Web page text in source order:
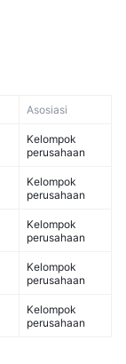
Asosiasi
Kelompok
perusahaan
Kelompok
perusahaan
Kelompok
perusahaan
Kelompok
perusahaan
Kelompok
perusahaan